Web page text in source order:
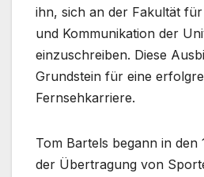
ihn, sich an der Fakultät
und Kommunikation der
einzuschreiben. Diese
Grundstein für eine
Fernsehkarriere.
Tom Bartels begann in
der Übertragung von